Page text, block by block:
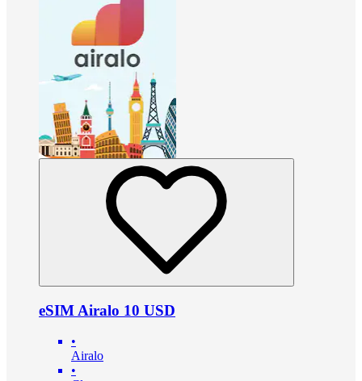
eSIM Airalo 10 USD
•
Airalo
•